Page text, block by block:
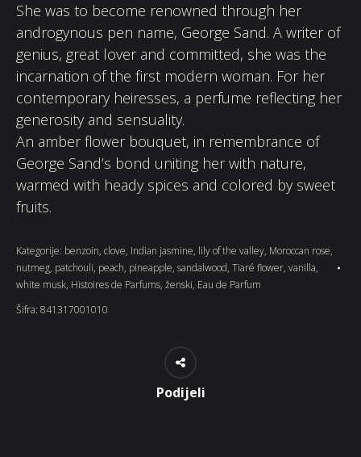
She was to become renowned through her
androgynous pen name, George Sand. A writer of
genius, great lover and committed, she was the
incarnation of the first modern woman. For her
contemporary heiresses, a perfume reflecting her
generosity and sensuality.
An amber flower bouquet, in remembrance of
George Sand’s bond uniting her with nature,
warmed with heady spices and colored by sweet
fruits.
Kategorije: benzoin, clove, Indian jasmine, lily of the valley, Moroccan rose,
nutmeg, patchouli, peach, pineapple, sandalwood, Tiaré flower, vanilla,
white musk, Histoires de Parfums, ženski, Eau de Parfum
Šifra: 841317001010
Podijeli